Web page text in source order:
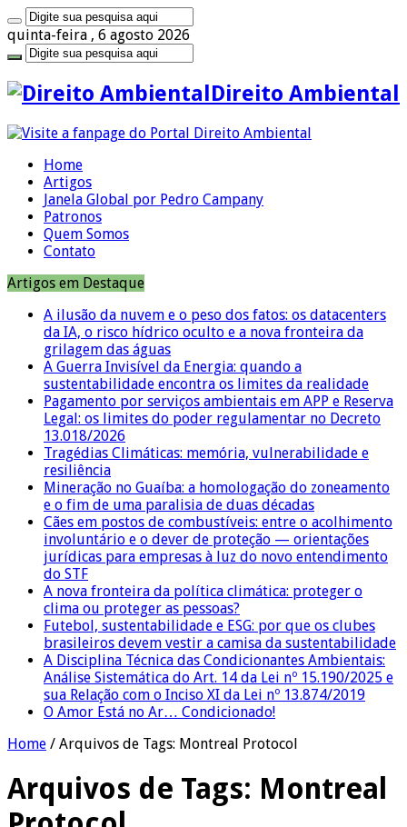
quinta-feira , 6 agosto 2026
Direito Ambiental
Home
Artigos
Janela Global por Pedro Campany
Patronos
Quem Somos
Contato
Artigos em Destaque
A ilusão da nuvem e o peso dos fatos: os datacenters
da IA, o risco hídrico oculto e a nova fronteira da
grilagem das águas
A Guerra Invisível da Energia: quando a
sustentabilidade encontra os limites da realidade
Pagamento por serviços ambientais em APP e Reserva
Legal: os limites do poder regulamentar no Decreto
13.018/2026
Tragédias Climáticas: memória, vulnerabilidade e
resiliência
Mineração no Guaíba: a homologação do zoneamento
e o fim de uma paralisia de duas décadas
Cães em postos de combustíveis: entre o acolhimento
involuntário e o dever de proteção — orientações
jurídicas para empresas à luz do novo entendimento
do STF
A nova fronteira da política climática: proteger o
clima ou proteger as pessoas?
Futebol, sustentabilidade e ESG: por que os clubes
brasileiros devem vestir a camisa da sustentabilidade
A Disciplina Técnica das Condicionantes Ambientais:
Análise Sistemática do Art. 14 da Lei nº 15.190/2025 e
sua Relação com o Inciso XI da Lei nº 13.874/2019
O Amor Está no Ar… Condicionado!
Home / Arquivos de Tags: Montreal Protocol
Arquivos de Tags: Montreal